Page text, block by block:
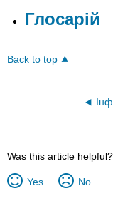
Глосарій
Back to top
Was this article helpful?
Yes No